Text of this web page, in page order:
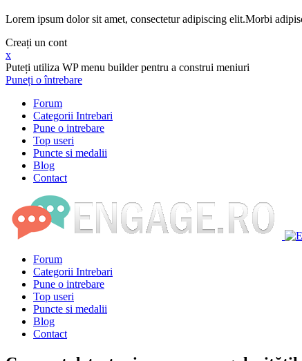
Lorem ipsum dolor sit amet, consectetur adipiscing elit.Morbi
Creați un cont
x
Puteți utiliza WP menu builder pentru a construi meniuri
Puneți o întrebare
Forum
Categorii Intrebari
Pune o intrebare
Top useri
Puncte si medalii
Blog
Contact
Forum
Categorii Intrebari
Pune o intrebare
Top useri
Puncte si medalii
Blog
Contact